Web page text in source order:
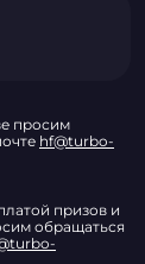
просим
hf@turbo-
призов и
обращаться